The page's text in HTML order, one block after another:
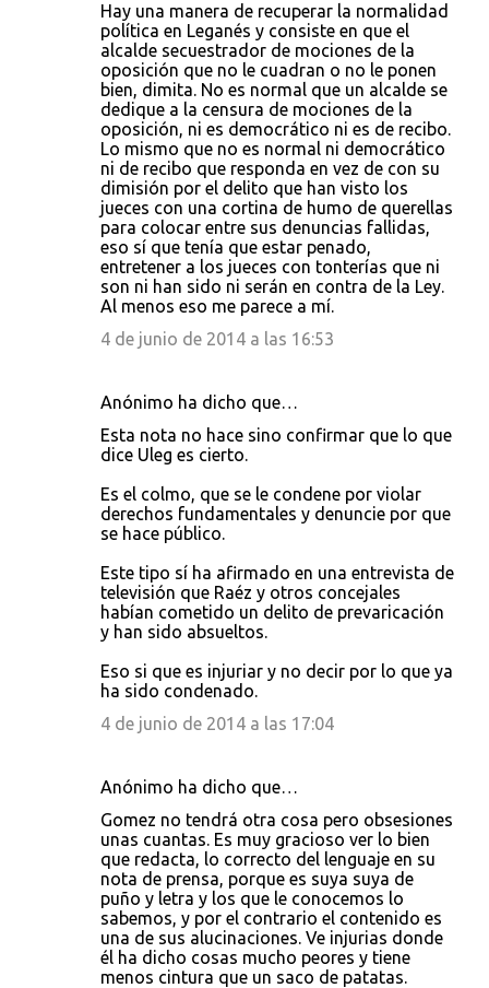
Hay una manera de recuperar la normalidad
política en Leganés y consiste en que el
alcalde secuestrador de mociones de la
oposición que no le cuadran o no le ponen
bien, dimita. No es normal que un alcalde se
dedique a la censura de mociones de la
oposición, ni es democrático ni es de recibo.
Lo mismo que no es normal ni democrático
ni de recibo que responda en vez de con su
dimisión por el delito que han visto los
jueces con una cortina de humo de querellas
para colocar entre sus denuncias fallidas,
eso sí que tenía que estar penado,
entretener a los jueces con tonterías que ni
son ni han sido ni serán en contra de la Ley.
Al menos eso me parece a mí.
4 de junio de 2014 a las 16:53
Anónimo ha dicho que…
Esta nota no hace sino confirmar que lo que
dice Uleg es cierto.
Es el colmo, que se le condene por violar
derechos fundamentales y denuncie por que
se hace público.
Este tipo sí ha afirmado en una entrevista de
televisión que Raéz y otros concejales
habían cometido un delito de prevaricación
y han sido absueltos.
Eso si que es injuriar y no decir por lo que ya
ha sido condenado.
4 de junio de 2014 a las 17:04
Anónimo ha dicho que…
Gomez no tendrá otra cosa pero obsesiones
unas cuantas. Es muy gracioso ver lo bien
que redacta, lo correcto del lenguaje en su
nota de prensa, porque es suya suya de
puño y letra y los que le conocemos lo
sabemos, y por el contrario el contenido es
una de sus alucinaciones. Ve injurias donde
él ha dicho cosas mucho peores y tiene
menos cintura que un saco de patatas.